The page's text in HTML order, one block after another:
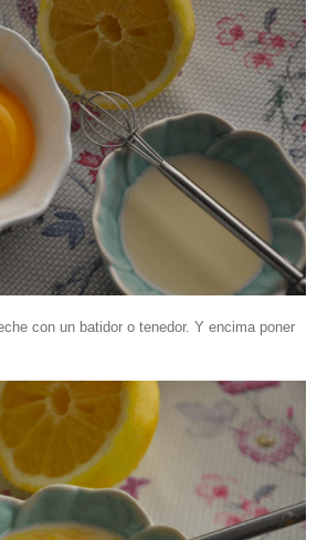
con un batidor o tenedor. Y encima poner